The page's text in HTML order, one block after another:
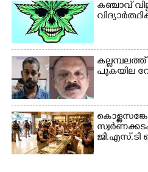
കഞ്ചാവ്
പുകയില
ജി.എസ്.ടി